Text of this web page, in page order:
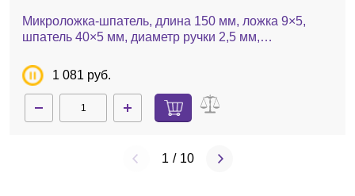
Микроложка-шпатель, длина 150 мм, ложка 9×5,
шпатель 40×5 мм, диаметр ручки 2,5 мм,
1 081 руб.
1 / 10